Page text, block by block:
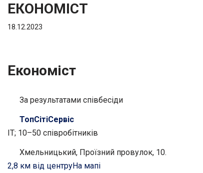
ЕКОНОМІСТ
18.12.2023
Економіст
За результатами співбесіди
ТопСітіСервіс
IT; 10–50 співробітників
Хмельницький, Проїзний провулок, 10.
2,8 км від центруНа мапі